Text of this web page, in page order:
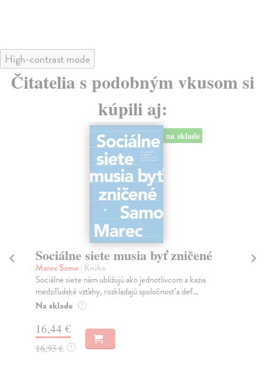
High-contrast mode
Čitatelia s podobným vkusom si
kúpili aj:
na sklade
Sociálne siete musia byť zničené
Marec Samo| Kniha
Sociálne siete nám ubližujú ako jednotlivcom a kazia
medziľudské vzťahy, rozkladajú spoločnosť a def...
Na sklade ?
16,44 €
16,95 € ?